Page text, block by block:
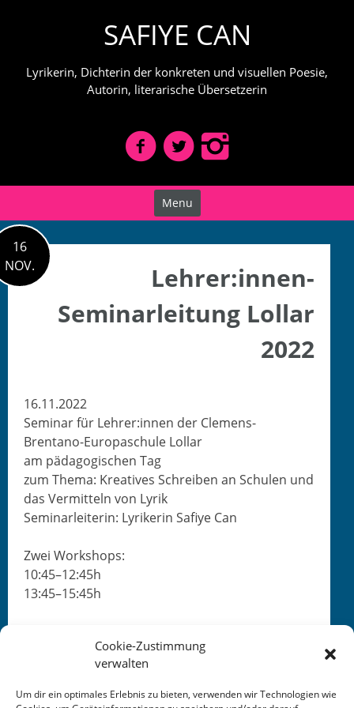
Cookie-Zustimmung
verwalten
Um dir ein optimales Erlebnis zu bieten, verwenden wir Technologien wie
SAFIYE CAN
Lyrikerin, Dichterin der konkreten und visuellen Poesie,
Autorin, literarische Übersetzerin
Menu
16
NOV.
Lehrer:innen-
Seminarleitung Lollar
2022
16.11.2022
Sem­i­nar für Lehrer:innen der Clemens-
Brentano-Europaschule Lollar
am päd­a­gogis­chen Tag
zum The­ma: Kreatives Schreiben an Schulen und
das Ver­mit­teln von Lyrik
Sem­i­narlei­t­erin: Lyrik­erin Safiye Can
Zwei Work­shops:
10:45–12:45h
13:45–15:45h